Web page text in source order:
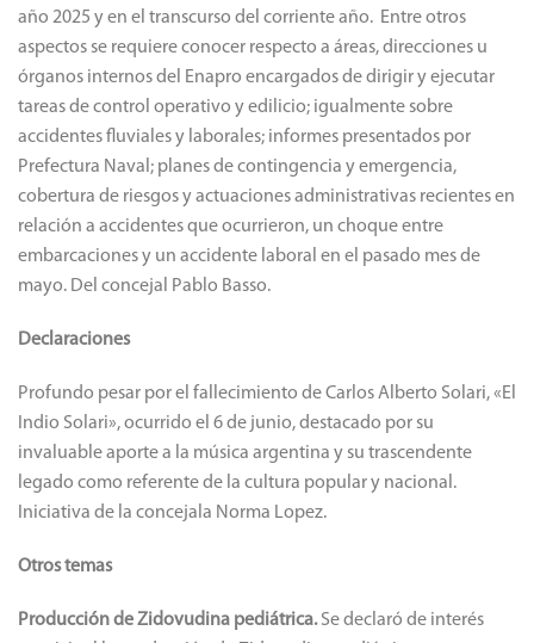
año 2025 y en el transcurso del corriente año. Entre otros
aspectos se requiere conocer respecto a áreas, direcciones u
órganos internos del Enapro encargados de dirigir y ejecutar
tareas de control operativo y edilicio; igualmente sobre
accidentes fluviales y laborales; informes presentados por
Prefectura Naval; planes de contingencia y emergencia,
cobertura de riesgos y actuaciones administrativas recientes en
relación a accidentes que ocurrieron, un choque entre
embarcaciones y un accidente laboral en el pasado mes de
mayo. Del concejal Pablo Basso.
Declaraciones
Profundo pesar por el fallecimiento de Carlos Alberto Solari, «El
Indio Solari», ocurrido el 6 de junio, destacado por su
invaluable aporte a la música argentina y su trascendente
legado como referente de la cultura popular y nacional.
Iniciativa de la concejala Norma Lopez.
Otros temas
Producción de Zidovudina pediátrica.Se declaró de interés